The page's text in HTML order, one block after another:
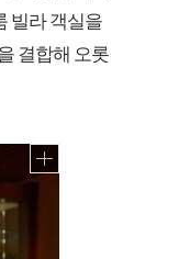
빌라 객실을
결합해 오롯